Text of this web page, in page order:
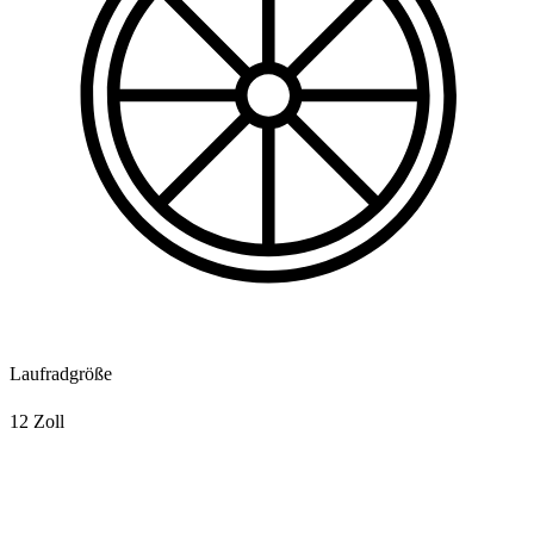
Laufradgröße
12 Zoll